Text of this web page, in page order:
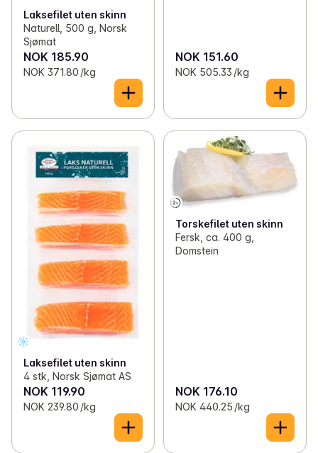
Laksefilet uten skinn
Naturell, 500 g, Norsk
Sjømat
NOK 185.90
NOK 371.80 /kg
NOK 151.60
NOK 505.33 /kg
Laksefilet uten skinn
4 stk, Norsk Sjømat AS
NOK 119.90
NOK 239.80 /kg
Torskefilet uten skinn
Fersk, ca. 400 g,
Domstein
NOK 176.10
NOK 440.25 /kg